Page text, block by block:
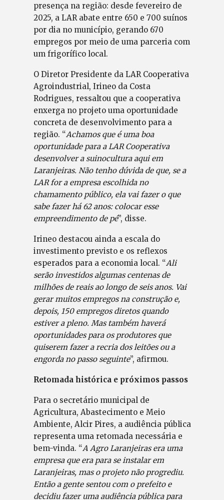
presença na região: desde fevereiro de
2025, a LAR abate entre 650 e 700 suínos
por dia no município, gerando 670
empregos por meio de uma parceria com
um frigorífico local.
O Diretor Presidente da LAR Cooperativa
Agroindustrial, Irineo da Costa
Rodrigues, ressaltou que a cooperativa
enxerga no projeto uma oportunidade
concreta de desenvolvimento para a
região. “Achamos que é uma boa
oportunidade para a LAR Cooperativa
desenvolver a suinocultura aqui em
Laranjeiras. Não tenho dúvida de que, se a
LAR for a empresa escolhida no
chamamento público, ela vai fazer o que
sabe fazer há 62 anos: colocar esse
empreendimento de pé”, disse.
Irineo destacou ainda a escala do
investimento previsto e os reflexos
esperados para a economia local. “Ali
serão investidos algumas centenas de
milhões de reais ao longo de seis anos. Vai
gerar muitos empregos na construção e,
depois, 150 empregos diretos quando
estiver a pleno. Mas também haverá
oportunidades para os produtores que
quiserem fazer a recria dos leitões ou a
engorda no passo seguinte”, afirmou.
Retomada histórica e próximos passos
Para o secretário municipal de
Agricultura, Abastecimento e Meio
Ambiente, Alcir Pires, a audiência pública
representa uma retomada necessária e
bem-vinda. “A Agro Laranjeiras era uma
empresa que era para se instalar em
Laranjeiras, mas o projeto não progrediu.
Então a gente sentou com o prefeito e
decidiu fazer uma audiência pública para